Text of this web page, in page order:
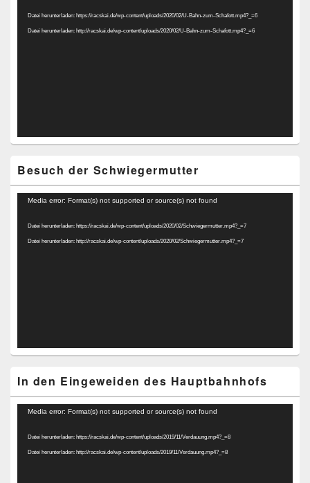
Datei herunterladen: https://racskai.de/wp-content/uploads/2020/02/U-Bahn-zum-Schafott.mp4?_=6
Datei herunterladen: http://racskai.de/wp-content/uploads/2020/02/U-Bahn-zum-Schafott.mp4?_=6
Besuch der Schwiegermutter
Video-
Media error: Format(s) not supported or source(s) not found
Datei herunterladen: https://racskai.de/wp-content/uploads/2020/02/Schwiegermutter.mp4?_=7
Datei herunterladen: http://racskai.de/wp-content/uploads/2020/02/Schwiegermutter.mp4?_=7
In den Eingeweiden des Hauptbahnhofs
Video-
Media error: Format(s) not supported or source(s) not found
Datei herunterladen: https://racskai.de/wp-content/uploads/2019/11/Verdauung.mp4?_=8
Datei herunterladen: http://racskai.de/wp-content/uploads/2019/11/Verdauung.mp4?_=8